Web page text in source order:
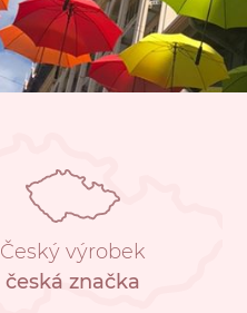
Český výrobek
česká značka